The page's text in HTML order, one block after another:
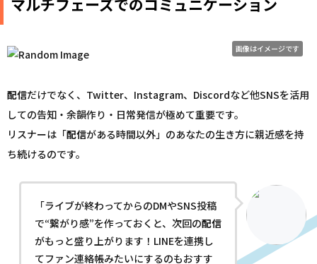
マルチフェーズでのコミュニケーション
画像はイメージです
配信だけでなく、Twitter、Instagram、Discordなど他SNSを活用
しての告知・余韻作り・日常発信が極めて重要です。
リスナーは「配信がある時間以外」のあなたの生き方に親近感を持
ち続けるのです。
「ライブが終わってからのDMやSNS投稿
で“繋がり感”を作っておくと、次回の配信
がもっと盛り上がります！LINEを連携し
てファン連絡帳みたいにするのもおすす